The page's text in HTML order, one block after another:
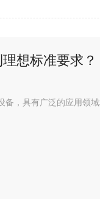
想标准要求？
备，具有广泛的应用领